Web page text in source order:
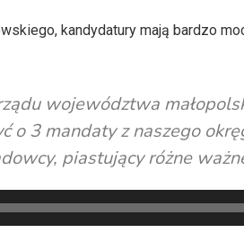
kandydatury mają bardzo
województwa
o 3 mandaty z naszego
piastujący różne